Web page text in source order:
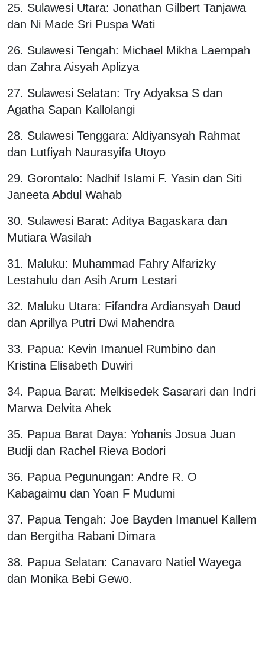
25. Sulawesi Utara: Jonathan Gilbert Tanjawa
dan Ni Made Sri Puspa Wati
26. Sulawesi Tengah: Michael Mikha Laempah
dan Zahra Aisyah Aplizya
27. Sulawesi Selatan: Try Adyaksa S dan
Agatha Sapan Kallolangi
28. Sulawesi Tenggara: Aldiyansyah Rahmat
dan Lutfiyah Naurasyifa Utoyo
29. Gorontalo: Nadhif Islami F. Yasin dan Siti
Janeeta Abdul Wahab
30. Sulawesi Barat: Aditya Bagaskara dan
Mutiara Wasilah
31. Maluku: Muhammad Fahry Alfarizky
Lestahulu dan Asih Arum Lestari
32. Maluku Utara: Fifandra Ardiansyah Daud
dan Aprillya Putri Dwi Mahendra
33. Papua: Kevin Imanuel Rumbino dan
Kristina Elisabeth Duwiri
34. Papua Barat: Melkisedek Sasarari dan Indri
Marwa Delvita Ahek
35. Papua Barat Daya: Yohanis Josua Juan
Budji dan Rachel Rieva Bodori
36. Papua Pegunungan: Andre R. O
Kabagaimu dan Yoan F Mudumi
37. Papua Tengah: Joe Bayden Imanuel Kallem
dan Bergitha Rabani Dimara
38. Papua Selatan: Canavaro Natiel Wayega
dan Monika Bebi Gewo.